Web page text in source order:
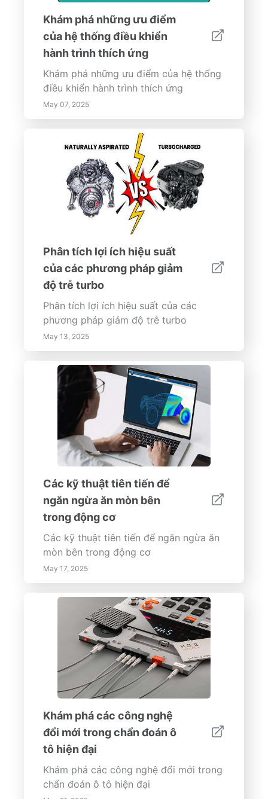
Khám phá những ưu điểm
của hệ thống điều khiển
hành trình thích ứng
Khám phá những ưu điểm của hệ thống
điều khiển hành trình thích ứng
May 07, 2025
Phân tích lợi ích hiệu suất
của các phương pháp giảm
độ trễ turbo
Phân tích lợi ích hiệu suất của các
phương pháp giảm độ trễ turbo
May 13, 2025
Các kỹ thuật tiên tiến để
ngăn ngừa ăn mòn bên
trong động cơ
Các kỹ thuật tiên tiến để ngăn ngừa ăn
mòn bên trong động cơ
May 17, 2025
Khám phá các công nghệ
đổi mới trong chẩn đoán ô
tô hiện đại
Khám phá các công nghệ đổi mới trong
chẩn đoán ô tô hiện đại